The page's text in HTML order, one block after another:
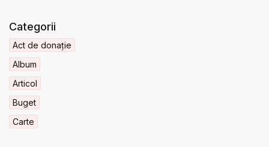
Categorii
Act de donație
Album
Articol
Buget
Carte